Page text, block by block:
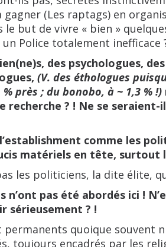
(Les raptags) en
but de vivre « bien »
Police totalement inefficace
des psychologues,
(V. des éthologues
près ; du bonobo, à ~ 1,3 % !)
recherche ? ! Ne se seraient-
comme les
matériels en tête, surtout
les politiciens, la dite élite,
n’ont pas été abordés ici !
sérieusement ? !
quoique souvent
toujours encadrés par les